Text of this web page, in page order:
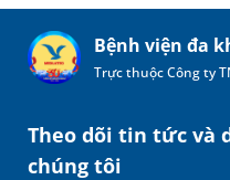
Bệnh viện đa
Trực thuộc Công ty
Theo dõi tin tức và
chúng tôi